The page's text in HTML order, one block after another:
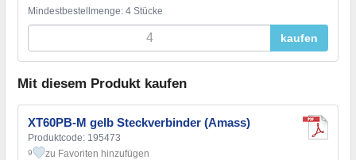
Mindestbestellmenge: 4 Stücke
kaufen
Mit diesem Produkt kaufen
XT60PB-M gelb Steckverbinder (Amass)
Produktcode: 195473
9 zu Favoriten hinzufügen